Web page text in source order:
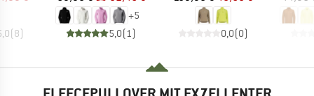
(8)
+5
5,0(1 ) 0,0(0)